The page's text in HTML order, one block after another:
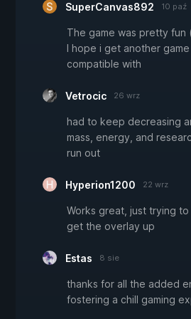
SuperCanvas892 10 paź
The game was pretty fun
I hope i get another
compatible with
Vetrocic 26 wrz
had to keep decreasing
mass, energy, and
run out
Hyperion1200 22 wrz
Works great, just trying
get the overlay up
Estas 8 sie
thanks for all the added
fostering a chill gaming